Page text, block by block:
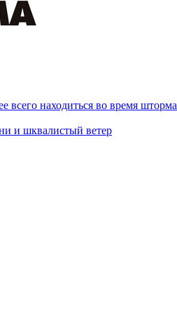
всего находиться во время шторма
и шквалистый ветер